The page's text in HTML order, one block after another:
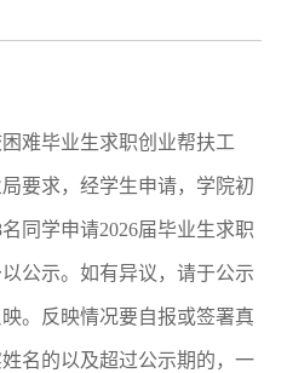
难毕业生求职创业帮扶工
要求，经学生申请，学院初
名同学申请2026届毕业生求职
公示。如有异议，请于公示
。反映情况要自报或签署真
名的以及超过公示期的，一